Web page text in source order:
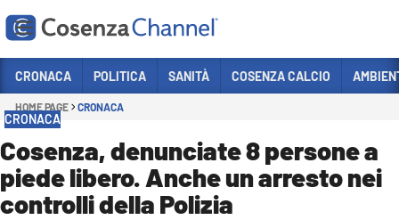
Sezioni
POLITICA
COSENZA CALCIO
CRONACA POLITICA SANITÀ COSENZA CALCIO
HOME PAGE CRONACA
CRONACA
Cosenza, denunciate 8 persone a
piede libero. Anche un arresto nei
controlli della Polizia